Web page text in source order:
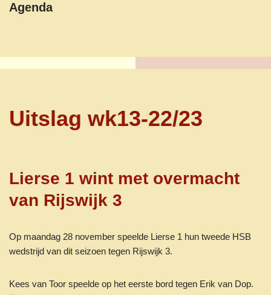
Agenda
Uitslag wk13-22/23
Lierse 1 wint met overmacht
van Rijswijk 3
Op maandag 28 november speelde Lierse 1 hun tweede HSB
wedstrijd van dit seizoen tegen Rijswijk 3.
Kees van Toor speelde op het eerste bord tegen Erik van Dop.